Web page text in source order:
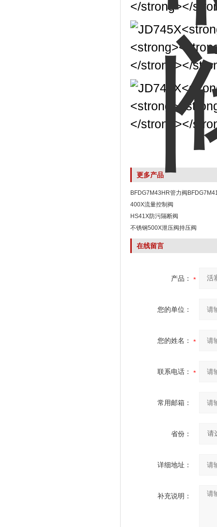
更多产品
BFDG7M43HR管力阀
阀
400X流量控制阀
HS41X防污隔断阀
不锈钢500X泄压阀持压阀
在线留言
产品：
您的单位：
您的姓名：
联系电话：
常用邮箱：
省份：
详细地址：
补充说明：